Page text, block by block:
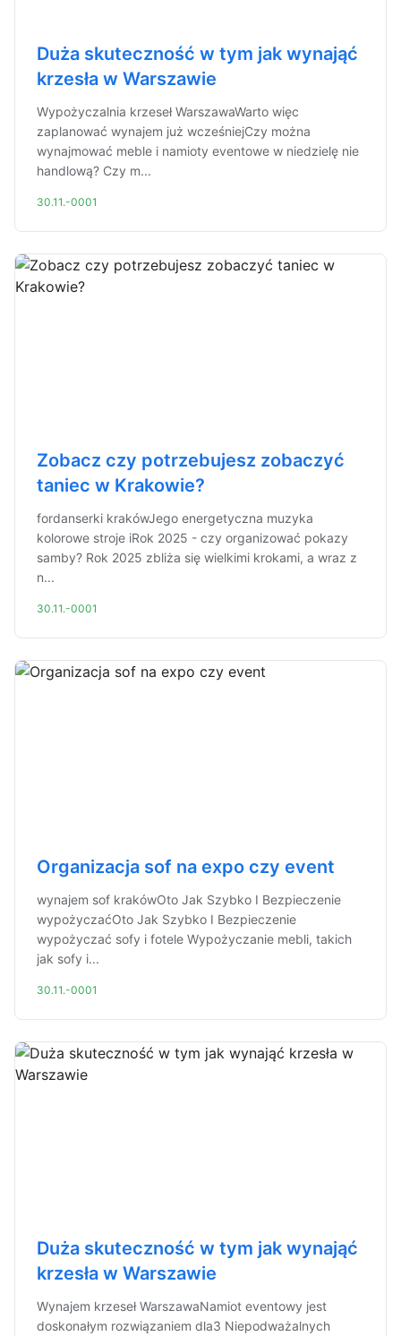
Duża skuteczność w tym jak wynająć
krzesła w Warszawie
Wypożyczalnia krzeseł WarszawaWarto więc
zaplanować wynajem już wcześniejCzy można
wynajmować meble i namioty eventowe w niedzielę nie
handlową? Czy m...
30.11.-0001
Zobacz czy potrzebujesz zobaczyć
taniec w Krakowie?
fordanserki krakówJego energetyczna muzyka
kolorowe stroje iRok 2025 - czy organizować pokazy
samby? Rok 2025 zbliża się wielkimi krokami, a wraz z
n...
30.11.-0001
Organizacja sof na expo czy event
wynajem sof krakówOto Jak Szybko I Bezpieczenie
wypożyczaćOto Jak Szybko I Bezpieczenie
wypożyczać sofy i fotele Wypożyczanie mebli, takich
jak sofy i...
30.11.-0001
Duża skuteczność w tym jak wynająć
krzesła w Warszawie
Wynajem krzeseł WarszawaNamiot eventowy jest
doskonałym rozwiązaniem dla3 Niepodważalnych